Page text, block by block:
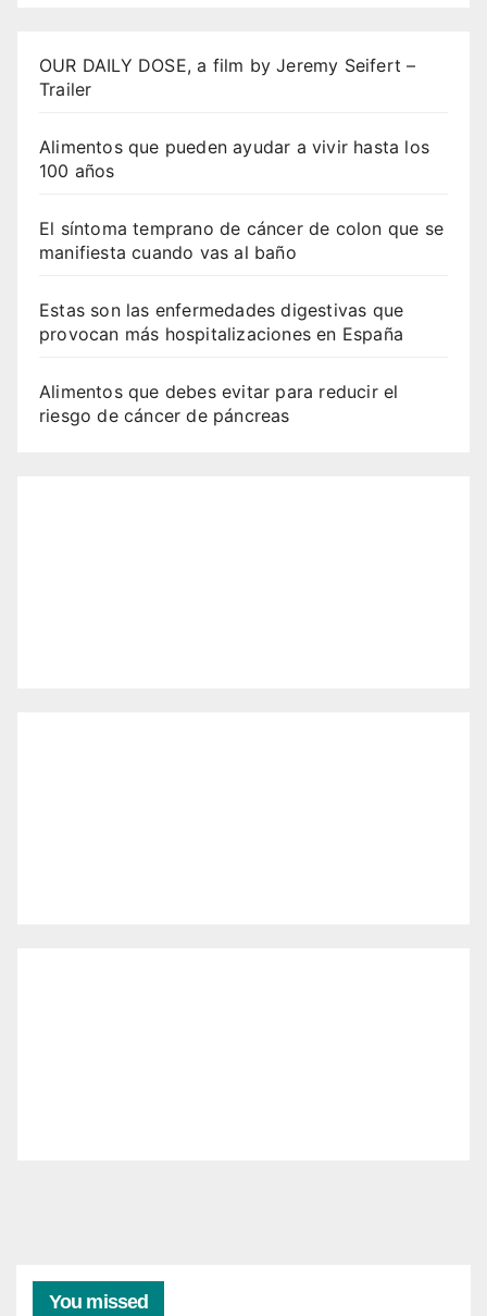
OUR DAILY DOSE, a film by Jeremy Seifert –
Trailer
Alimentos que pueden ayudar a vivir hasta los
100 años
El síntoma temprano de cáncer de colon que se
manifiesta cuando vas al baño
Estas son las enfermedades digestivas que
provocan más hospitalizaciones en España
Alimentos que debes evitar para reducir el
riesgo de cáncer de páncreas
You missed